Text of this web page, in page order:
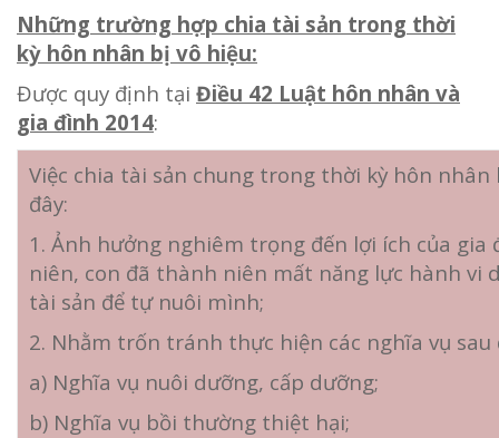
Những trường hợp chia tài sản trong thời
kỳ hôn nhân bị vô hiệu:
Được quy định tại Điều 42 Luật hôn nhân và
gia đình 2014:
Việc chia tài sản chung trong thời kỳ hôn
đây:
1. Ảnh hưởng nghiêm trọng đến lợi ích của
niên, con đã thành niên mất năng lực hành vi
tài sản để tự nuôi mình;
2. Nhằm trốn tránh thực hiện các nghĩa vụ sau
a) Nghĩa vụ nuôi dưỡng, cấp dưỡng;
b) Nghĩa vụ bồi thường thiệt hại;